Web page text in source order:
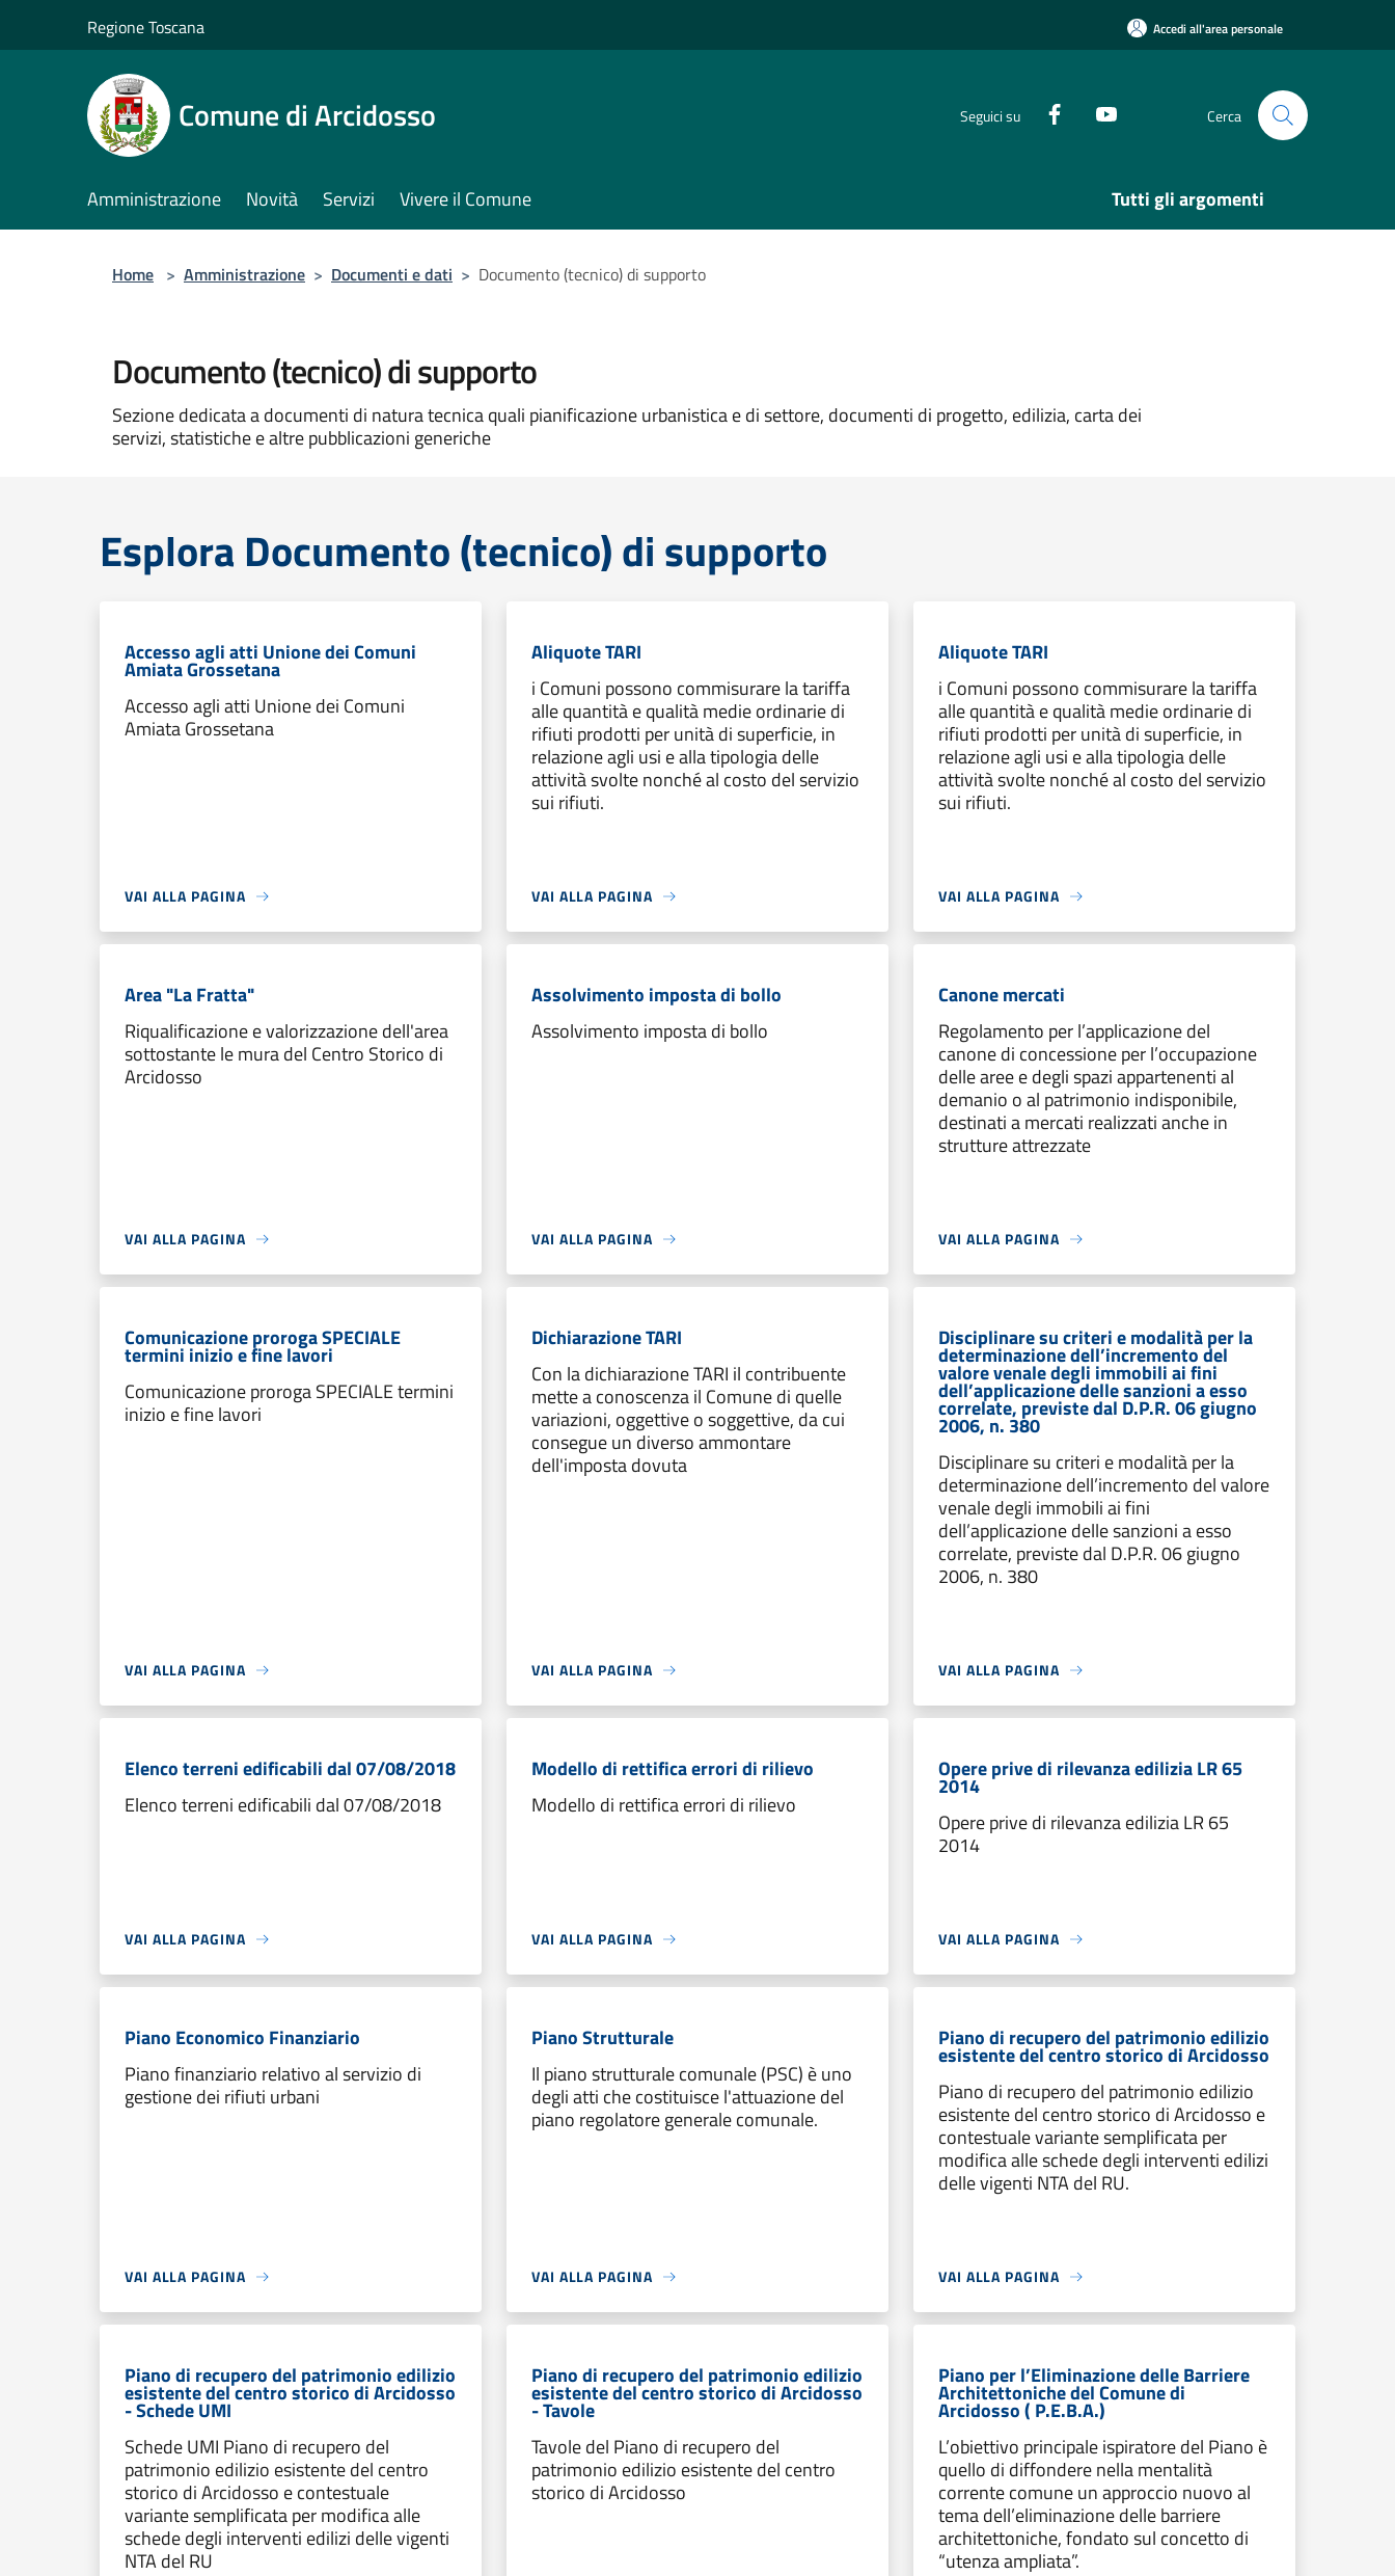
Regione Toscana Accedi all'area personale
Comune di Arcidosso Seguici su Cerca
Amministrazione Novità Servizi Vivere il Comune Tutti gli argomenti
Home > Amministrazione > Documenti e dati > Documento (tecnico) di supporto
Documento (tecnico) di supporto
Sezione dedicata a documenti di natura tecnica quali pianificazione urbanistica e di settore, documenti di progetto, edilizia, carta dei
servizi, statistiche e altre pubblicazioni generiche
Esplora Documento (tecnico) di supporto
Accesso agli atti Unione dei Comuni
Amiata Grossetana
Accesso agli atti Unione dei Comuni
Amiata Grossetana
VAI ALLA PAGINA
Aliquote TARI
i Comuni possono commisurare la tariffa
alle quantità e qualità medie ordinarie di
rifiuti prodotti per unità di superficie, in
relazione agli usi e alla tipologia delle
attività svolte nonché al costo del servizio
sui rifiuti.
VAI ALLA PAGINA
Aliquote TARI
i Comuni possono commisurare la tariffa
alle quantità e qualità medie ordinarie di
rifiuti prodotti per unità di superficie, in
relazione agli usi e alla tipologia delle
attività svolte nonché al costo del servizio
sui rifiuti.
VAI ALLA PAGINA
Area "La Fratta"
Riqualificazione e valorizzazione dell'area
sottostante le mura del Centro Storico di
Arcidosso
VAI ALLA PAGINA
Assolvimento imposta di bollo
Assolvimento imposta di bollo
VAI ALLA PAGINA
Canone mercati
Regolamento per l’applicazione del
canone di concessione per l’occupazione
delle aree e degli spazi appartenenti al
demanio o al patrimonio indisponibile,
destinati a mercati realizzati anche in
strutture attrezzate
VAI ALLA PAGINA
Comunicazione proroga SPECIALE
termini inizio e fine lavori
Comunicazione proroga SPECIALE termini
inizio e fine lavori
VAI ALLA PAGINA
Dichiarazione TARI
Con la dichiarazione TARI il contribuente
mette a conoscenza il Comune di quelle
variazioni, oggettive o soggettive, da cui
consegue un diverso ammontare
dell'imposta dovuta
VAI ALLA PAGINA
Disciplinare su criteri e modalità per la
determinazione dell’incremento del
valore venale degli immobili ai fini
dell’applicazione delle sanzioni a esso
correlate, previste dal D.P.R. 06 giugno
2006, n. 380
Disciplinare su criteri e modalità per la
determinazione dell’incremento del valore
venale degli immobili ai fini
dell’applicazione delle sanzioni a esso
correlate, previste dal D.P.R. 06 giugno
2006, n. 380
VAI ALLA PAGINA
Elenco terreni edificabili dal 07/08/2018
Elenco terreni edificabili dal 07/08/2018
VAI ALLA PAGINA
Modello di rettifica errori di rilievo
Modello di rettifica errori di rilievo
VAI ALLA PAGINA
Opere prive di rilevanza edilizia LR 65
2014
Opere prive di rilevanza edilizia LR 65
2014
VAI ALLA PAGINA
Piano Economico Finanziario
Piano finanziario relativo al servizio di
gestione dei rifiuti urbani
VAI ALLA PAGINA
Piano Strutturale
Il piano strutturale comunale (PSC) è uno
degli atti che costituisce l'attuazione del
piano regolatore generale comunale.
VAI ALLA PAGINA
Piano di recupero del patrimonio edilizio
esistente del centro storico di Arcidosso
Piano di recupero del patrimonio edilizio
esistente del centro storico di Arcidosso e
contestuale variante semplificata per
modifica alle schede degli interventi edilizi
delle vigenti NTA del RU.
VAI ALLA PAGINA
Piano di recupero del patrimonio edilizio
esistente del centro storico di Arcidosso
- Schede UMI
Schede UMI Piano di recupero del
patrimonio edilizio esistente del centro
storico di Arcidosso e contestuale
variante semplificata per modifica alle
schede degli interventi edilizi delle vigenti
NTA del RU
Piano di recupero del patrimonio edilizio
esistente del centro storico di Arcidosso
- Tavole
Tavole del Piano di recupero del
patrimonio edilizio esistente del centro
storico di Arcidosso
Piano per l’Eliminazione delle Barriere
Architettoniche del Comune di
Arcidosso ( P.E.B.A.)
L’obiettivo principale ispiratore del Piano è
quello di diffondere nella mentalità
corrente comune un approccio nuovo al
tema dell’eliminazione delle barriere
architettoniche, fondato sul concetto di
“utenza ampliata”.